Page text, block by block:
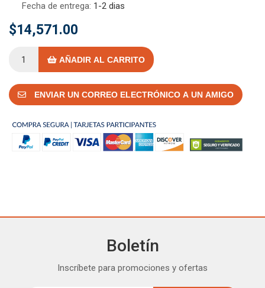
Fecha de entrega: 1-2 dias
$14,571.00
AÑADIR AL CARRITO
ENVIAR UN CORREO ELECTRÓNICO A UN AMIGO
Boletín
Inscríbete para promociones y ofertas